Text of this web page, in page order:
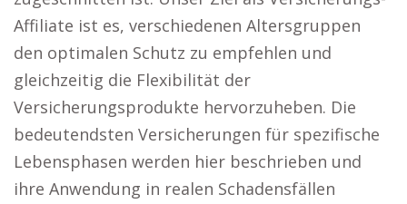
Affiliate ist es, verschiedenen Altersgruppen
den optimalen Schutz zu empfehlen und
gleichzeitig die Flexibilität der
Versicherungsprodukte hervorzuheben. Die
bedeutendsten Versicherungen für spezifische
Lebensphasen werden hier beschrieben und
ihre Anwendung in realen Schadensfällen